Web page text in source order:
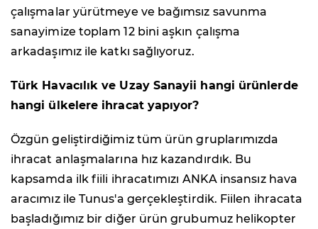
çalışmalar yürütmeye ve bağımsız savunma
sanayimize toplam 12 bini aşkın çalışma
arkadaşımız ile katkı sağlıyoruz.
Türk Havacılık ve Uzay Sanayii hangi ürünlerde
hangi ülkelere ihracat yapıyor?
Özgün geliştirdiğimiz tüm ürün gruplarımızda
ihracat anlaşmalarına hız kazandırdık. Bu
kapsamda ilk fiili ihracatımızı ANKA insansız hava
aracımız ile Tunus'a gerçekleştirdik. Fiilen ihracata
başladığımız bir diğer ürün grubumuz helikopter